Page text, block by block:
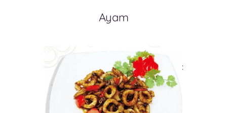
Ayam